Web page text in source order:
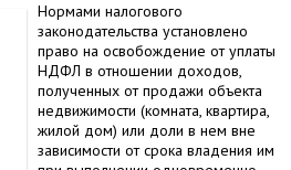
Нормами налогового
законодательства установлено
право на освобождение от уплаты
НДФЛ в отношении доходов,
полученных от продажи объекта
недвижимости (комната, квартира,
жилой дом) или доли в нем вне
зависимости от срока владения им